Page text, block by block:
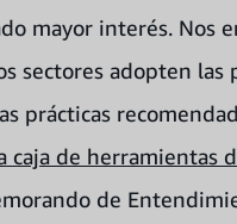
mayor interés. Nos
sectores adopten
prácticas
caja de herramientas
de